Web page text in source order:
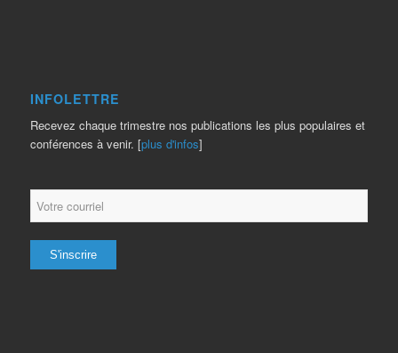
INFOLETTRE
Recevez chaque trimestre nos publications les plus populaires et
conférences à venir. [plus d'infos]